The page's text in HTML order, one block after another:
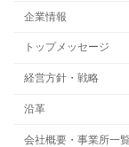
企業情報
トップメッセージ
経営方針・戦略
沿革
会社概要・事業所一